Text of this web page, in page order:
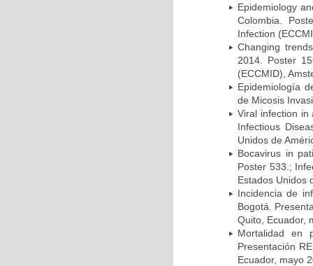
Epidemiology
Colombia.
Infection
Changing
2014. Poster
(ECCMID),
Epidemiología
de Micosis
Viral infection in
Infectious
Unidos de
Bocavirus in
Poster 533.;
Estados Unidos
Incidencia de
Bogotá.
Quito, Ecuador,
Mortalidad en
Presentación
Ecuador, mayo